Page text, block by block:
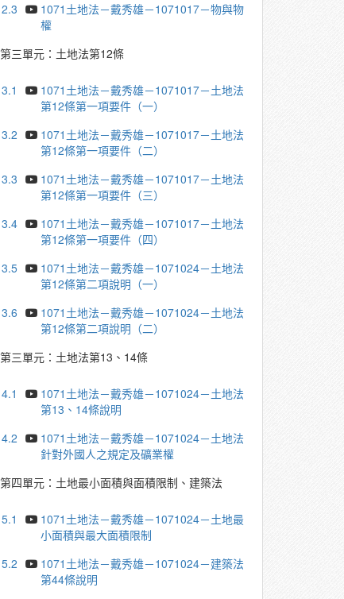
2.3
1071土地法－戴秀雄－1071017－物與物
權
第三單元：土地法第12條
3.1
1071土地法－戴秀雄－1071017－土地法
第12條第一項要件（一）
3.2
1071土地法－戴秀雄－1071017－土地法
第12條第一項要件（二）
3.3
1071土地法－戴秀雄－1071017－土地法
第12條第一項要件（三）
3.4
1071土地法－戴秀雄－1071017－土地法
第12條第一項要件（四）
3.5
1071土地法－戴秀雄－1071024－土地法
第12條第二項說明（一）
3.6
1071土地法－戴秀雄－1071024－土地法
第12條第二項說明（二）
第三單元：土地法第13、14條
4.1
1071土地法－戴秀雄－1071024－土地法
第13、14條說明
4.2
1071土地法－戴秀雄－1071024－土地法
針對外國人之規定及礦業權
第四單元：土地最小面積與面積限制、建築法
5.1
1071土地法－戴秀雄－1071024－土地最
小面積與最大面積限制
5.2
1071土地法－戴秀雄－1071024－建築法
第44條說明